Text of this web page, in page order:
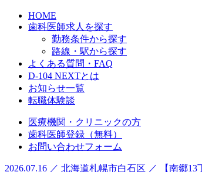
HOME
歯科医師求人を探す
勤務条件から探す
路線・駅から探す
よくある質問・FAQ
D-104 NEXTとは
お知らせ一覧
転職体験談
医療機関・クリニックの方
歯科医師登録（無料）
お問い合わせフォーム
2026.07.16 ／ 北海道札幌市白石区 ／ 【南郷